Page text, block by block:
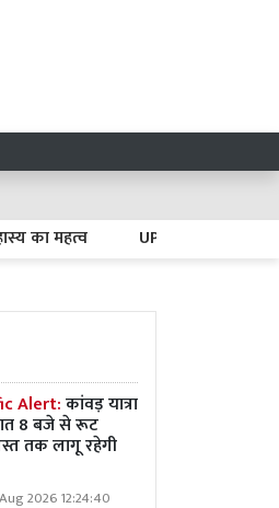
UP Politics : राज्यपाल के
Alert:कांवड़ यात्रा
8 बजे से रूट
तक लागू रहेगी
2026 12:24:40